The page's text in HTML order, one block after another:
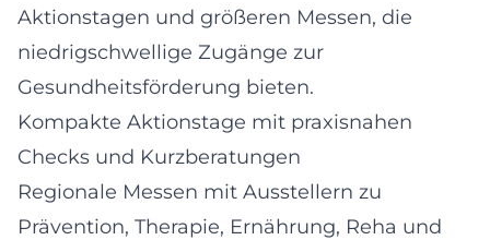
Aktionstagen und größeren Messen, die
niedrigschwellige Zugänge zur
Gesundheitsförderung bieten.
Kompakte Aktionstage mit praxisnahen
Checks und Kurzberatungen
Regionale Messen mit Ausstellern zu
Prävention, Therapie, Ernährung, Reha und